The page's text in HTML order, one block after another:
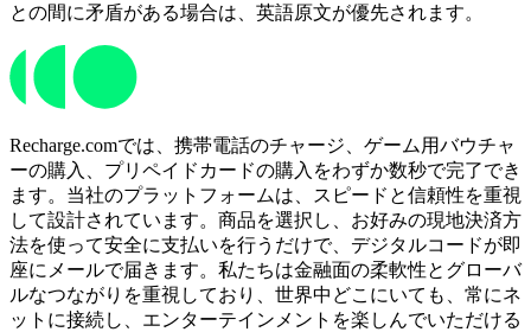
との間に矛盾がある場合は、英語原文が優先されます。
Recharge.comでは、携帯電話のチャージ、ゲーム用バウチャ
ーの購入、プリペイドカードの購入をわずか数秒で完了でき
ます。当社のプラットフォームは、スピードと信頼性を重視
して設計されています。商品を選択し、お好みの現地決済方
法を使って安全に支払いを行うだけで、デジタルコードが即
座にメールで届きます。私たちは金融面の柔軟性とグローバ
ルなつながりを重視しており、世界中どこにいても、常にネ
ットに接続し、エンターテインメントを楽しんでいただける